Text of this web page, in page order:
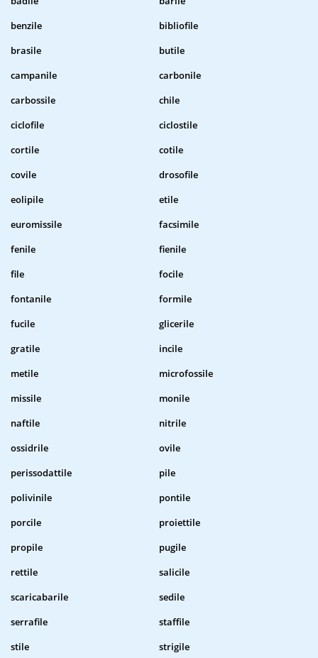
benzile
bibliofile
brasile
butile
campanile
carbonile
carbossile
chile
ciclofile
ciclostile
cortile
cotile
covile
drosofile
eolipile
etile
euromissile
facsimile
fenile
fienile
file
focile
fontanile
formile
fucile
glicerile
gratile
incile
metile
microfossile
missile
monile
naftile
nitrile
ossidrile
ovile
perissodattile
pile
polivinile
pontile
porcile
proiettile
propile
pugile
rettile
salicile
scaricabarile
sedile
serrafile
staffile
stile
strigile